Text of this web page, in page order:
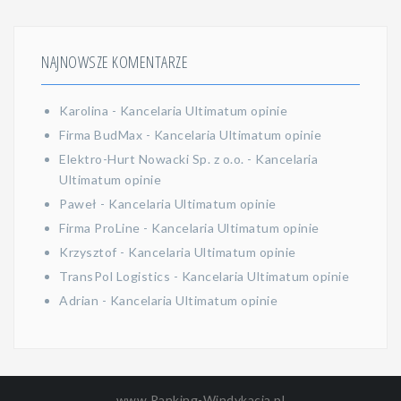
NAJNOWSZE KOMENTARZE
Karolina - Kancelaria Ultimatum opinie
Firma BudMax - Kancelaria Ultimatum opinie
Elektro-Hurt Nowacki Sp. z o.o. - Kancelaria
Ultimatum opinie
Paweł - Kancelaria Ultimatum opinie
Firma ProLine - Kancelaria Ultimatum opinie
Krzysztof - Kancelaria Ultimatum opinie
TransPol Logistics - Kancelaria Ultimatum opinie
Adrian - Kancelaria Ultimatum opinie